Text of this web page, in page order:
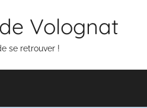
Volognat
se retrouver !